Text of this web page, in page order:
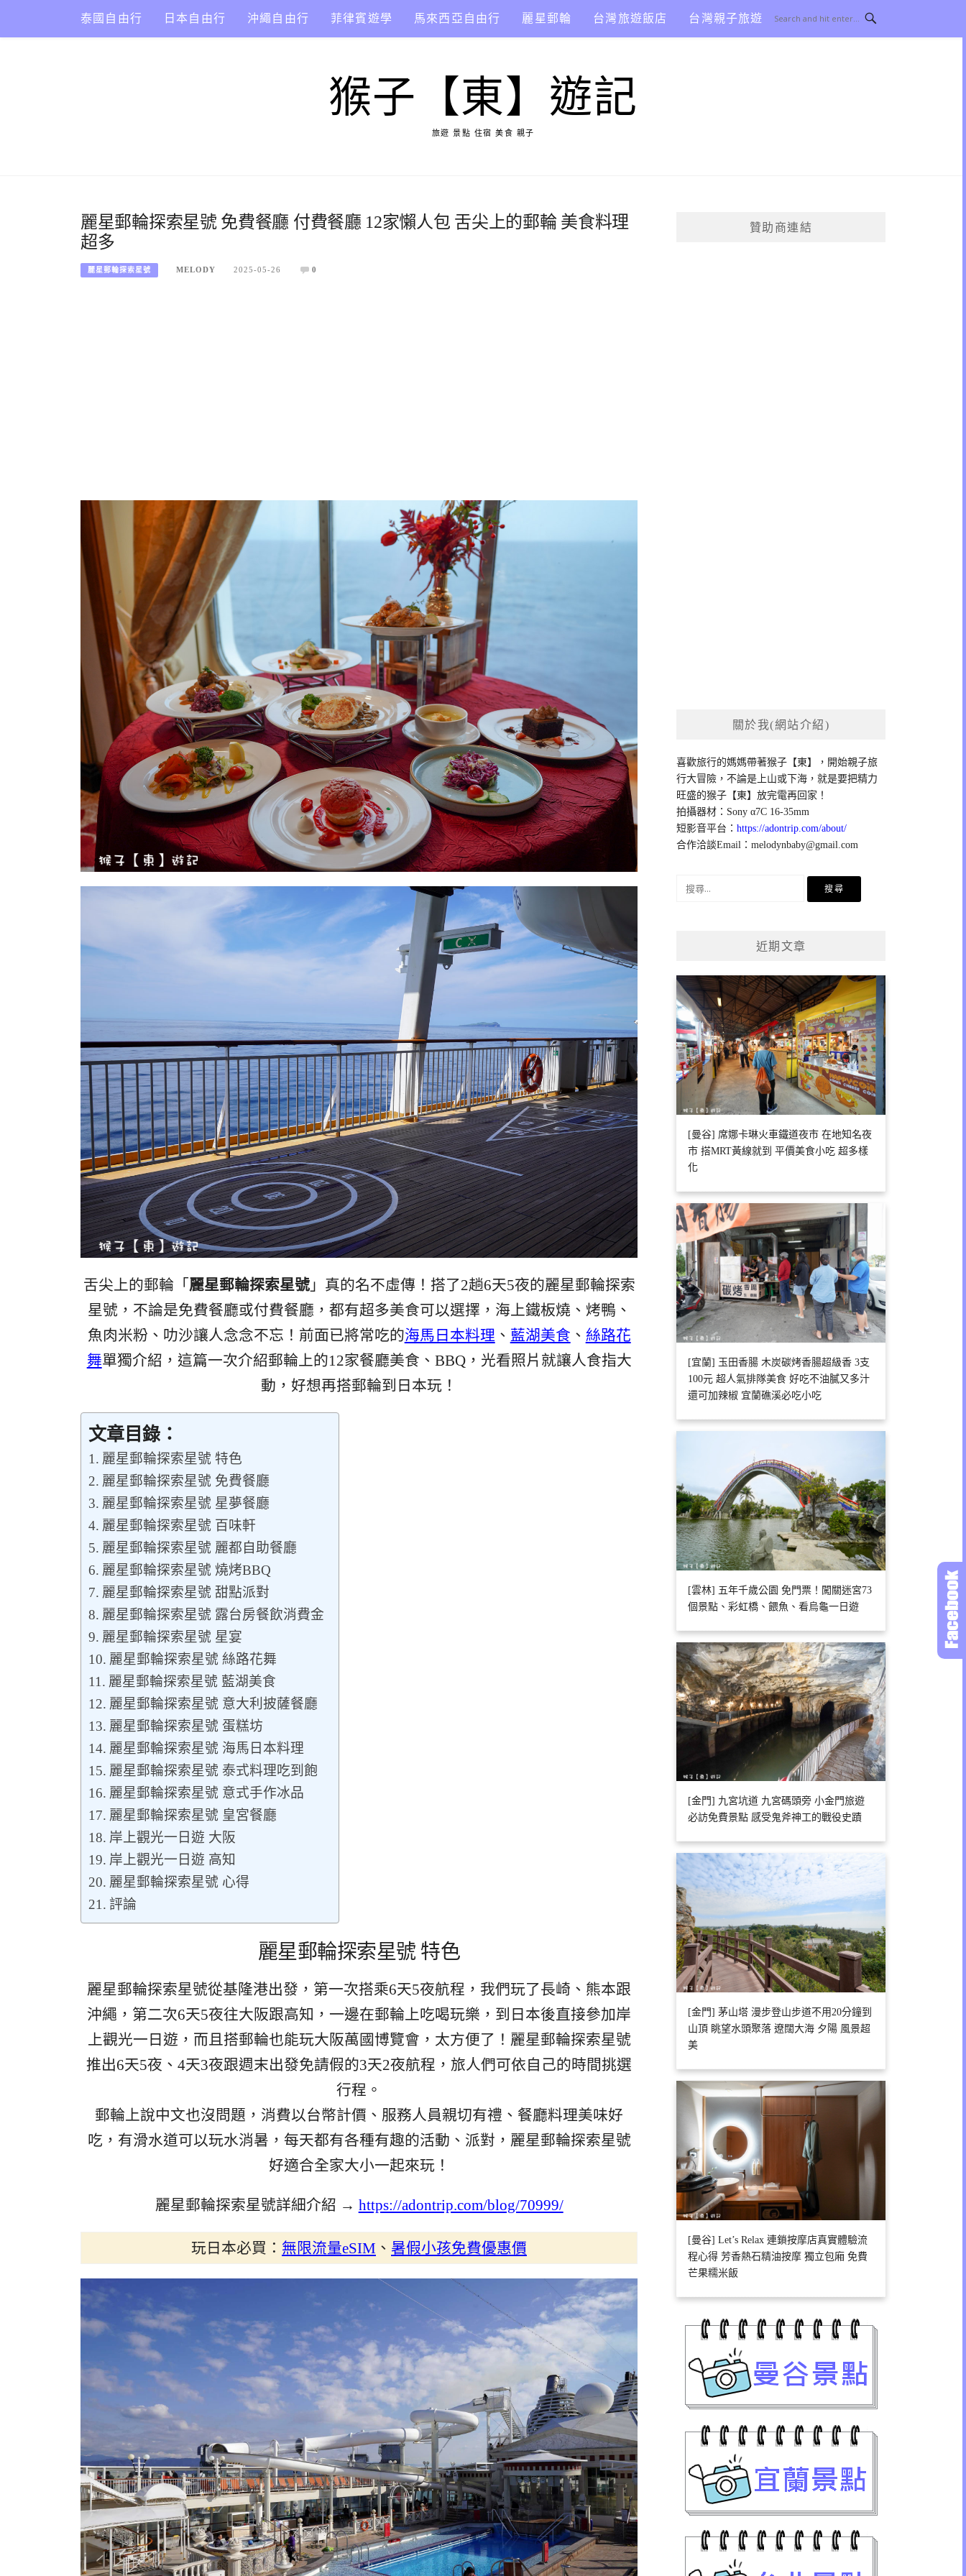
content
泰國自由行 日本自由行 沖繩自由行 菲律賓遊學 馬來西亞自由行 麗星郵輪 台灣旅遊飯店 台灣親子旅遊
猴子【東】遊記
旅遊 景點 住宿 美食 親子
麗星郵輪探索星號 免費餐廳 付費餐廳 12家懶人包 舌尖上的郵輪 美食料理
超多
麗星郵輪探索星號 MELODY 2025-05-26 0
舌尖上的郵輪「 麗星郵輪探索星號」真的名不虛傳！搭了2趟6天5夜的麗星郵輪探索
星號，不論是免費餐廳或付費餐廳，都有超多美食可以選擇，海上鐵板燒、烤鴨、
魚肉米粉、叻沙讓人念念不忘！前面已將常吃的海馬日本料理 、 藍湖美食 、 絲路花
舞單獨介紹，這篇一次介紹郵輪上的12家餐廳美食、BBQ，光看照片就讓人食指大
動，好想再搭郵輪到日本玩！
文章目錄：
麗星郵輪探索星號 特色
麗星郵輪探索星號 免費餐廳
麗星郵輪探索星號 星夢餐廳
麗星郵輪探索星號 百味軒
麗星郵輪探索星號 麗都自助餐廳
麗星郵輪探索星號 燒烤BBQ
麗星郵輪探索星號 甜點派對
麗星郵輪探索星號 露台房餐飲消費金
麗星郵輪探索星號 星宴
麗星郵輪探索星號 絲路花舞
麗星郵輪探索星號 藍湖美食
麗星郵輪探索星號 意大利披薩餐廳
麗星郵輪探索星號 蛋糕坊
麗星郵輪探索星號 海馬日本料理
麗星郵輪探索星號 泰式料理吃到飽
麗星郵輪探索星號 意式手作冰品
麗星郵輪探索星號 皇宮餐廳
岸上觀光一日遊 大阪
岸上觀光一日遊 高知
麗星郵輪探索星號 心得
評論
麗星郵輪探索星號 特色
麗星郵輪探索星號從基隆港出發，第一次搭乘6天5夜航程，我們玩了長崎、熊本跟
沖繩，第二次6天5夜往大阪跟高知，一邊在郵輪上吃喝玩樂，到日本後直接參加岸
上觀光一日遊，而且搭郵輪也能玩大阪萬國博覽會，太方便了！麗星郵輪探索星號
推出6天5夜、4天3夜跟週末出發免請假的3天2夜航程，旅人們可依自己的時間挑選
行程。
郵輪上說中文也沒問題，消費以台幣計價、服務人員親切有禮、餐廳料理美味好
吃，有滑水道可以玩水消暑，每天都有各種有趣的活動、派對，麗星郵輪探索星號
好適合全家大小一起來玩！
麗星郵輪探索星號詳細介紹 → https://adontrip.com/blog/70999/
玩日本必買： 無限流量eSIM 、 暑假小孩免費優惠價
贊助商連結
關於我(網站介紹)
喜歡旅行的媽媽帶著猴子【東】，開始親子旅
行大冒險，不論是上山或下海，就是要把精力
旺盛的猴子【東】放完電再回家！
拍攝器材：Sony α7C 16-35mm
短影音平台：https://adontrip.com/about/
合作洽談Email：melodynbaby@gmail.com
近期文章
[曼谷] 席娜卡琳火車鐵道夜市 在地知名夜
市 搭MRT黃線就到 平價美食小吃 超多樣
化
[宜蘭] 玉田香腸 木炭碳烤香腸超級香 3支
100元 超人氣排隊美食 好吃不油膩又多汁
還可加辣椒 宜蘭礁溪必吃小吃
[雲林] 五年千歲公園 免門票！闖關迷宮73
個景點、彩虹橋、餵魚、看烏龜一日遊
[金門] 九宮坑道 九宮碼頭旁 小金門旅遊
必訪免費景點 感受鬼斧神工的戰役史蹟
[金門] 茅山塔 漫步登山步道不用20分鐘到
山頂 眺望水頭聚落 遼闊大海 夕陽 風景超
美
[曼谷] Let’s Relax 連鎖按摩店真實體驗流
程心得 芳香熱石精油按摩 獨立包廂 免費
芒果糯米飯